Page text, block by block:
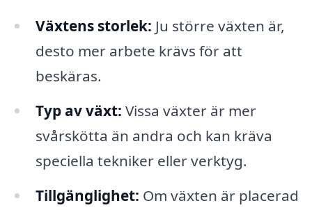
Växtens storlek: Ju större växten är,
desto mer arbete krävs för att
beskäras.
Typ av växt: Vissa växter är mer
svårskötta än andra och kan kräva
speciella tekniker eller verktyg.
Tillgänglighet: Om växten är placerad